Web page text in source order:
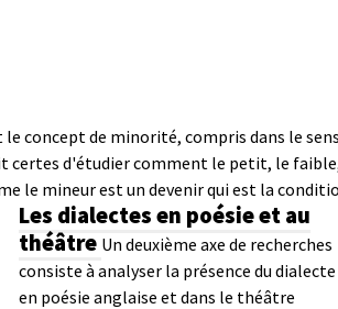
le concept de minorité, compris dans le
certes d'étudier comment le petit, le
le mineur est un devenir qui est la
Les dialectes en poésie et au
théâtre Un deuxième axe de recherches
consiste à analyser la présence du dialecte
en poésie anglaise et dans le théâtre